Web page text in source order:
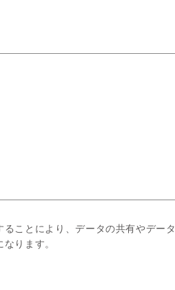
ことにより、データの共有やデータ
ります。